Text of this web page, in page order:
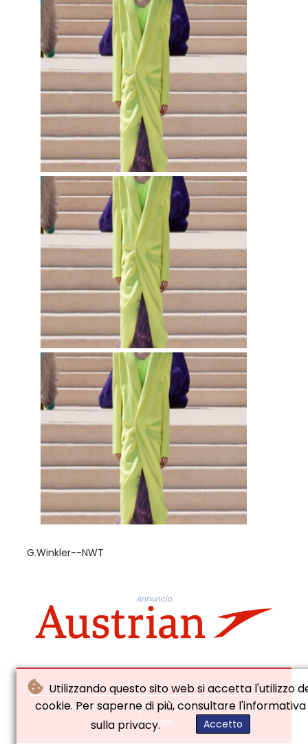
Utilizzando questo sito web si accetta l'utilizzo
cookie. Per saperne di più, consultare l'informativa
sulla privacy.
Accetto
G.Winkler--NWT
Annuncio
© Neues Wiener Tagblatt - 2026 - Tutti i diritti
riservati